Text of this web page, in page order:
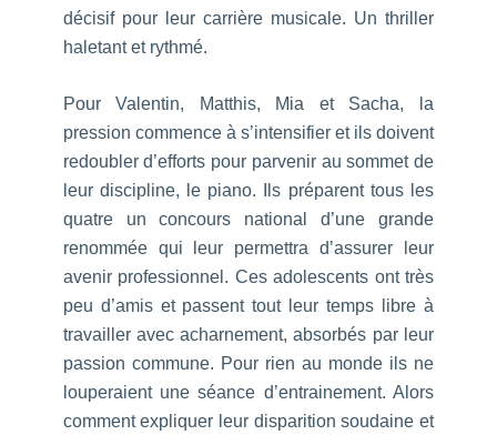
décisif pour leur carrière musicale. Un thriller
haletant et rythmé.
Pour Valentin, Matthis, Mia et Sacha, la
pression commence à s’intensifier et ils doivent
redoubler d’efforts pour parvenir au sommet de
leur discipline, le piano. Ils préparent tous les
quatre un concours national d’une grande
renommée qui leur permettra d’assurer leur
avenir professionnel. Ces adolescents ont très
peu d’amis et passent tout leur temps libre à
travailler avec acharnement, absorbés par leur
passion commune. Pour rien au monde ils ne
louperaient une séance d’entrainement. Alors
comment expliquer leur disparition soudaine et